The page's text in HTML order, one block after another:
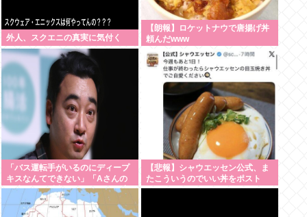
外人、スクエニの真実に気付く
【朗報】ロケットナウで唐揚げ丼
頼んだwww
「バス運転手がいるのにディープ
キスなんてできない」「Aさんの
供述には矛盾点」元ジャンポケ斉
藤慎二側が主張した「同意があっ
た」理由
【悲報】シャウエッセン公式、ま
たこういうのでいい丼をポスト